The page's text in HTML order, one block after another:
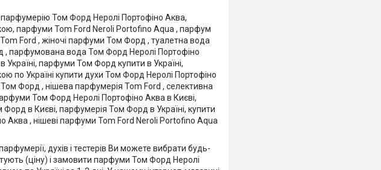
Том Форд Неролі Портофіно Аква,
парфуми Tom Ford Neroli Portofino Aqua , парфум
Ford , жіночі парфуми Том Форд , туалетна вода
парфумована вода Том Форд Неролі Портофіно
Україні, парфуми Том Форд купити в Україні,
по Україні купити духи Том Форд Неролі Портофіно
Форд , нішева парфумерія Tom Ford , селективна
Том Форд Неролі Портофіно Аква в Києві,
в Києві, парфумерія Том Форд в Україні, купити
, нішеві парфуми Tom Ford Neroli Portofino Aqua
духів і тестерів Ви можете вибрати будь-
(ціну) і замовити парфуми Том Форд Неролі